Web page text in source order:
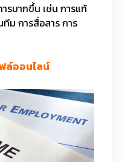
รมากขึ้น เช่น การแก้
ม การสื่อสาร การ
ฟล์ออนไลน์